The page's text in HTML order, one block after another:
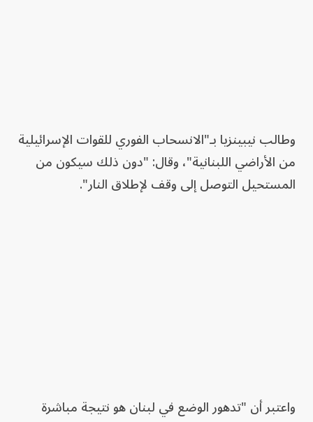
وطالب نيبينزيا بـ"الانسحاب الفوري للقوات الإسرائيلية
من الأراضي اللبنانية"، وقال: "دون ذلك سيكون من
المستحيل التوصل إلى وقف لإطلاق النار".
واعتبر أن "تدهور الوضع في لبنان هو نتيجة مباشرة